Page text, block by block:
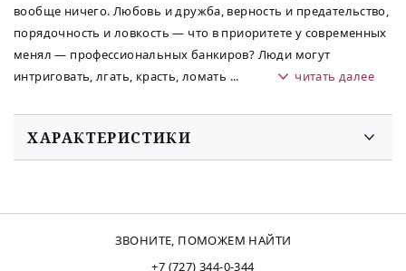
вообще ничего. Любовь и дружба, верность и предательство,
порядочность и ловкость — что в приоритете у современных
менял — профессиональных банкиров? Люди могут
интриговать, лгать, красть, ломать ... читать далее
ХАРАКТЕРИСТИКИ
ЗВОНИТЕ, ПОМОЖЕМ НАЙТИ
+7 (727) 344-0-344